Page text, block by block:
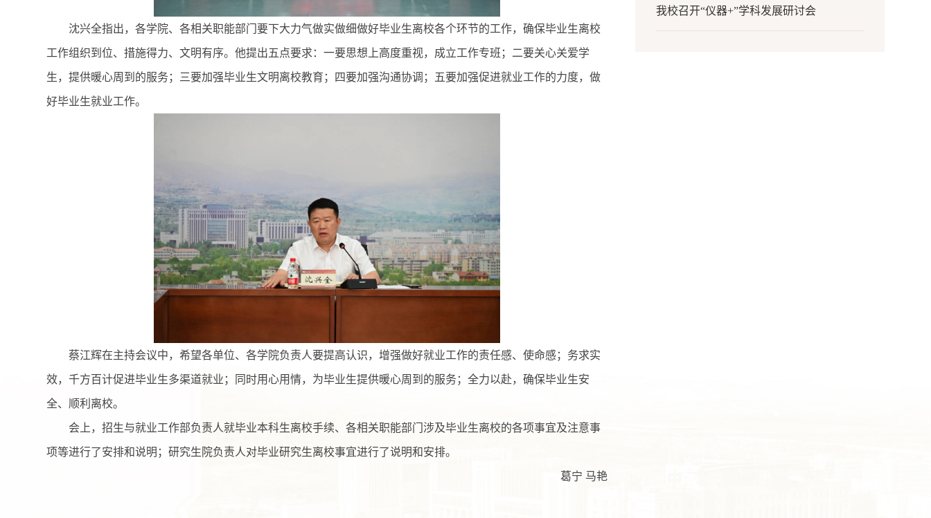
沈兴全指出，各学院、各相关职能部门要下大力气做实做细做好毕业生离校各个环节的工作，确保毕业生离校
工作组织到位、措施得力、文明有序。他提出五点要求：一要思想上高度重视，成立工作专班；二要关心关爱学
生，提供暖心周到的服务；三要加强毕业生文明离校教育；四要加强沟通协调；五要加强促进就业工作的力度，做
好毕业生就业工作。
蔡江辉在主持会议中，希望各单位、各学院负责人要提高认识，增强做好就业工作的责任感、使命感；务求实
效，千方百计促进毕业生多渠道就业；同时用心用情，为毕业生提供暖心周到的服务；全力以赴，确保毕业生安
全、顺利离校。
会上，招生与就业工作部负责人就毕业本科生离校手续、各相关职能部门涉及毕业生离校的各项事宜及注意事
项等进行了安排和说明；研究生院负责人对毕业研究生离校事宜进行了说明和安排。
葛宁 马艳
我校召开“仪器+”学科发展研讨会